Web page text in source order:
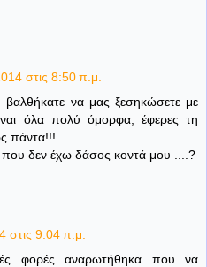
στις 8:50 π.μ.
βαλθήκατε να μας ξεσηκώσετε με
όλα πολύ όμορφα, έφερες τη
πάντα!!!
δεν έχω δάσος κοντά μου ....?
στις 9:04 π.μ.
φορές αναρωτήθηκα που να